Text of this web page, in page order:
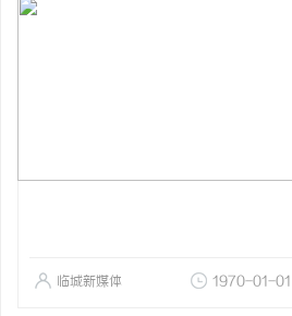
临城新媒体 1970-01-01